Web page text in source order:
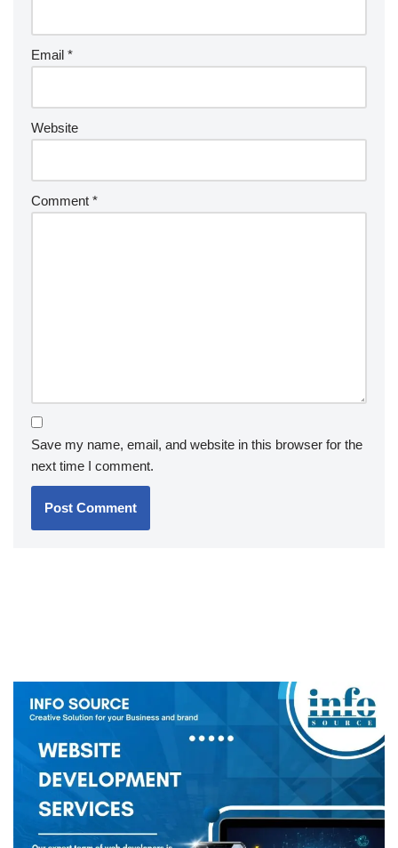
Email *
Website
Comment *
Save my name, email, and website in this browser for the
next time I comment.